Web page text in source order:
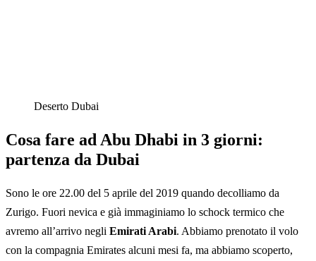
Deserto Dubai
Cosa fare ad Abu Dhabi in 3 giorni:
partenza da Dubai
Sono le ore 22.00 del 5 aprile del 2019 quando decolliamo da
Zurigo. Fuori nevica e già immaginiamo lo schock termico che
avremo all’arrivo negli Emirati Arabi. Abbiamo prenotato il volo
con la compagnia Emirates alcuni mesi fa, ma abbiamo scoperto,